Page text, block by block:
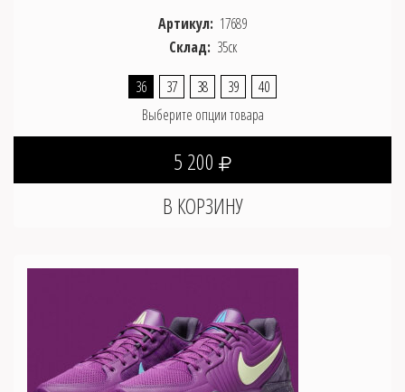
Артикул: 17689
Склад: 35ск
36 37 38 39
40
Выберите опции товара
5 200